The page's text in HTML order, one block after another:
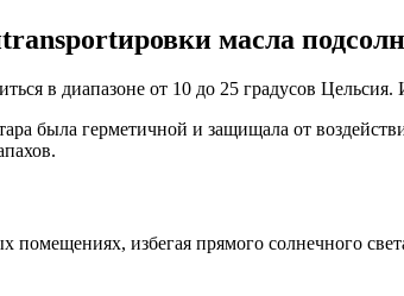
масла
в диапазоне от 10 до 25 градусов
была герметичной и защищала от
помещениях, избегая прямого солнечного